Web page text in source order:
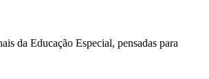
da Educação Especial, pensadas para